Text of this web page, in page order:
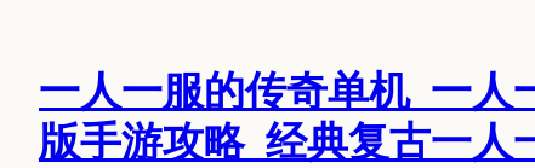
一人一服的传奇单机_一人
版手游攻略_经典复古一